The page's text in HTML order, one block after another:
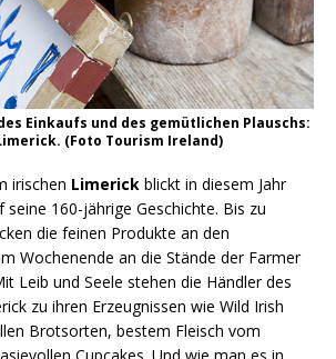
Einkaufs und des gemütlichen Plauschs:
(Foto Tourism Ireland)
irischen Limerick blickt in diesem Jahr
160-jährige Geschichte. Bis zu
die feinen Produkte an den
Wochenende an die Stände der Farmer
Leib und Seele stehen die Händler des
zu ihren Erzeugnissen wie Wild Irish
Brotsorten, bestem Fleisch vom
Cupcakes. Und wie man es in